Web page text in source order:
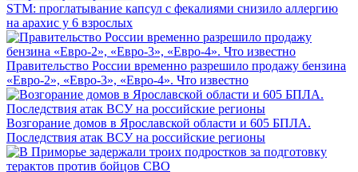
STM: проглатывание капсул с фекалиями снизило аллергию
на арахис у 6 взрослых
Правительство России временно разрешило продажу бензина
«Евро-2», «Евро-3», «Евро-4». Что известно
Возгорание домов в Ярославской области и 605 БПЛА.
Последствия атак ВСУ на российские регионы